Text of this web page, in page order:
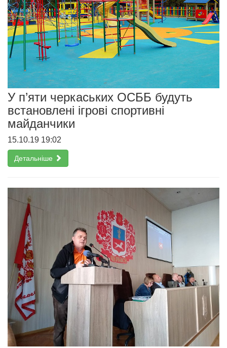
У п’яти черкаських ОСББ будуть
встановлені ігрові спортивні
майданчики
15.10.19 19:02
Детальніше